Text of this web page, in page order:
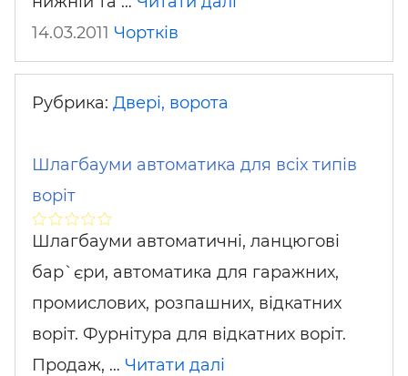
14.03.2011 Чортків
Рубрика: Двері, ворота
Шлагбауми автоматика для всіх типів
воріт
Шлагбауми автоматичні, ланцюгові
бар`єри, автоматика для гаражних,
промислових, розпашних, відкатних
воріт. Фурнітура для відкатних воріт.
Продаж, … Читати далі